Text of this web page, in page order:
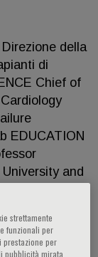
della
di
Chief of
EDUCATION
and
for
strettamente
funzionali per
prestazione per
pubblicità mirata